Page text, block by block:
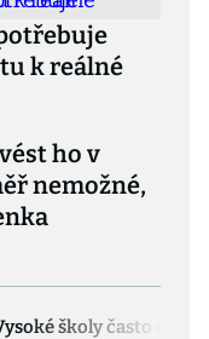
k reálné
ho v
nemožné,
školy často